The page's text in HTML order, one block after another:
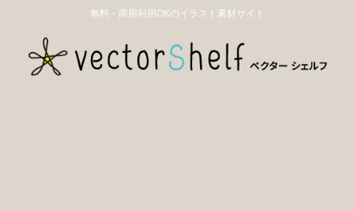
無料・商用利用OKのイラスト素材サイト